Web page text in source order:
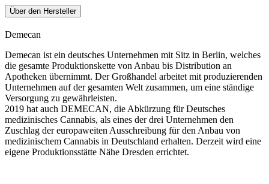
Über den Hersteller
Demecan
Demecan ist ein deutsches Unternehmen mit Sitz in Berlin, welches
die gesamte Produktionskette von Anbau bis Distribution an
Apotheken übernimmt. Der Großhandel arbeitet mit produzierenden
Unternehmen auf der gesamten Welt zusammen, um eine ständige
Versorgung zu gewährleisten.
2019 hat auch DEMECAN, die Abkürzung für Deutsches
medizinisches Cannabis, als eines der drei Unternehmen den
Zuschlag der europaweiten Ausschreibung für den Anbau von
medizinischem Cannabis in Deutschland erhalten. Derzeit wird eine
eigene Produktionsstätte Nähe Dresden errichtet.